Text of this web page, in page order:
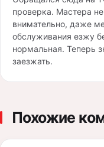
проверка. Мастера
внимательно, даже
обслуживания езжу
нормальная. Теперь
заезжать.
Похожие